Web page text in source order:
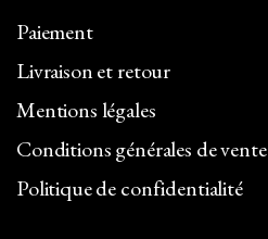
Paiement
Livraison et retour
Mentions légales
Conditions générales de vente
Politique de confidentialité